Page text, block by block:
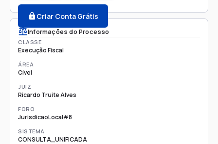
Criar Conta Grátis
Informações do Processo
CLASSE
Execução Fiscal
ÁREA
Cível
JUIZ
Ricardo Truite Alves
FORO
JurisdicaoLocal#8
SISTEMA
CONSULTA_UNIFICADA